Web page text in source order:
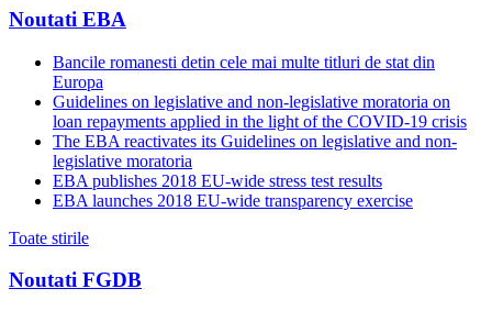
Noutati EBA
Bancile romanesti detin cele mai multe titluri de stat din
Europa
Guidelines on legislative and non-legislative moratoria on
loan repayments applied in the light of the COVID-19 crisis
The EBA reactivates its Guidelines on legislative and non-
legislative moratoria
EBA publishes 2018 EU-wide stress test results
EBA launches 2018 EU-wide transparency exercise
Toate stirile
Noutati FGDB